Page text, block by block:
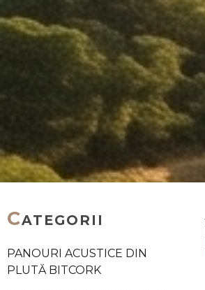
CATEGORII
PANOURI ACUSTICE DIN
PLUTĂ BITCORK